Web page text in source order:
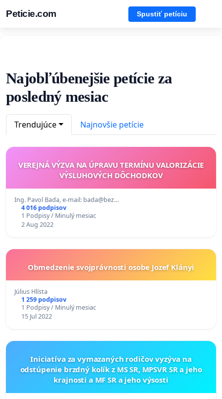
Peticie.com Spustiť petíciu
Najobľúbenejšie petície za
posledný mesiac
Trendujúce Najnovšie petície
VEREJNÁ VÝZVA NA ÚPRAVU TERMÍNU VALORIZÁCIE
VÝSLUHOVÝCH DÔCHODKOV
Ing. Pavol Bada, e-mail: bada@bez…
4 016 podpisov
1 Podpisy / Minulý mesiac
2 Aug 2022
Obmedzenie svojprávnosti osobe Jozef Klányi
Július Hlísta
1 259 podpisov
1 Podpisy / Minulý mesiac
15 Jul 2022
Iniciatíva za vymazaných rodičov vyzýva na
odstúpenie brzdný kolík z MS SR, MPSVR SR a jeho
krajnosti a MF SR a jeho výsosti